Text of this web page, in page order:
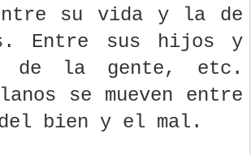
su vida y la de
Entre sus hijos y
de la gente, etc.
se mueven entre
bien y el mal.